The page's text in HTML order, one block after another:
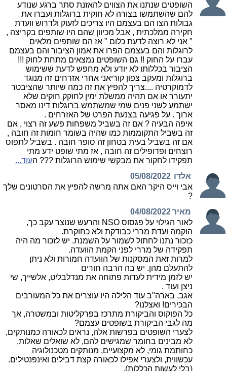
השופטים שנתנו את הצווים להאזנת סתר ברגע שנודע
להם שהשתמשו בצורה לא חוקית ברוגלות ועברו את
גבולות הצו הם בעצמם היו צריכים לזעוק ולדרוש וועדת
חקירה ממלכתית , אבל מכיוון שהם היו שותפים בקריצה ,
" אני לא רוצה לדעת כלום " אז הם שותפים מלאים
לרוגלות והם בעצמם הפרו את אמון הציבור והם בעצמם
עברו על החוק !! גם השופטים נמצאים מתחת לחוק !!!
הציבור בכללותו לא יודע ולא מחפש לדעת ששימוש
ברוגלות ומעקב צפון קוריאני אחרי אזרחים זה מנוגד
לדמוקרטיה ....צריך להפיץ את זה כמה שיותר שהציבטר
יתעורר או אם תהיה ממשלת ימין לחוקק חוקים שלא
ישתמע לשני פנים שמי שמשתמש ברוגלות דינו מאסר
ארוך . על פגיעה בצנעת הפרט של האזרחים .
איפה הבעיה ? אם זה בשביל משפחות פשע זה רצוי , אם
זה בשביל התקוממות כמו שהיה בשומר חומות זה חובה ,
אם זה בשביל בעית בטחון זה סופר חובה . בשביל לתפוס
רוצחים ופדופילים זה חובה , אז מתי שופט ידע מתי
תפקידו לחקור את מבקשי שימוש הרוגלות ??? העוד...
אלדו 05/08/2022
אבי וייס היקר האם אתה מרשה להפיץ את הסרטונים שלך
?
מאיר04/08/2022
לאור הגילוי על פגסוס NSO והרעש שנוצר עקב כך,
הוקמה ועדת מררי כבודקת ולא כחוקרת.
כזכור נתנו לחתול לשמור על השמנת. יש לזכור מה היה
תפקידה של מררי לפני הקמת הוועדה.
למרות זאת המסקנות של הוועדה חמורות ולא ניתן
להתעלם מהן. יש בה הרבה חורים
יש לזמן מידית לעדות פתוחה את מנדלבליט, אלשייך, שי
ניצן ועוד .
אגב, בארה"ב עוד הלילה היו עוצרים את כל המעורבים
הבכירים! ואצלנו?
כל הפוקוס והביקורת מתרכז בפרקליטות ובמשטרה, אך
מה לגבי הביקורת בשופטים עצמם?
לצערי השופטים בפרשות אלה, נראים לכאורה כמנותקים,
לא מבינים בחומר שמגישים להם, לא שואלים שאלות,
כחותמת גומי, לא מקצועיים, מנותקים מטכנולוגיה
עכשווית, ולצערי אפילו לכאורה קצת דבילים ואינפנטילים.
(בלי לעשות הכללות).